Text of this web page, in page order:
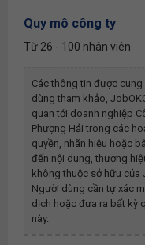
Quy mô công ty
Từ 26 - 100 nhân viên
Các thông tin được
dùng tham khảo,
quan tới doanh nghiệp
Phượng Hải trong các
quyền, nhãn hiệu hoặc
đến nội dung, thương
không thuộc sở hữu của
Người dùng cần tự xác
dịch hoặc đưa ra bất kỳ
này.